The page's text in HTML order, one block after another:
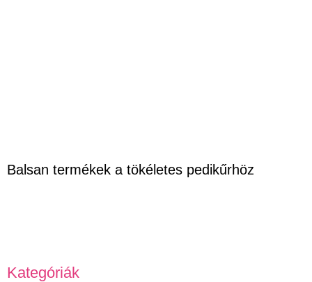
Balsan termékek a tökéletes pedikűrhöz
Kategóriák